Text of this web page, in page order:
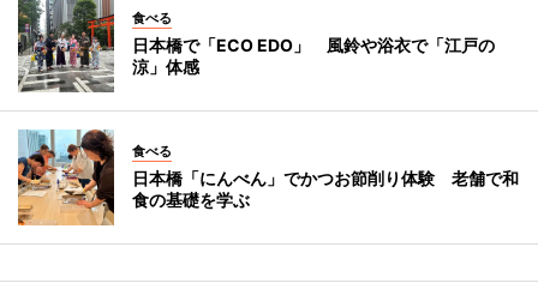
食べる
日本橋で「ECO EDO」 風鈴や浴衣で「江戸の
涼」体感
食べる
日本橋「にんべん」でかつお節削り体験 老舗で和
食の基礎を学ぶ